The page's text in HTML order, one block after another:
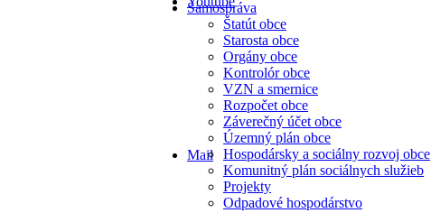
Mail
Samospráva
Štatút obce
Starosta obce
Orgány obce
Kontrolór obce
VZN a smernice
Rozpočet obce
Záverečný účet obce
Územný plán obce
Hospodársky a sociálny rozvoj obce
Komunitný plán sociálnych služieb
Projekty
Odpadové hospodárstvo